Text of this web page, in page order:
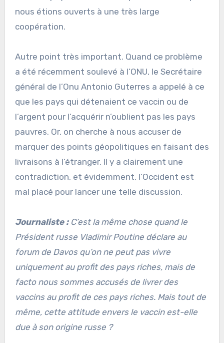
nous étions ouverts à une très large
coopération.
Autre point très important. Quand ce problème
a été récemment soulevé à l’ONU, le Secrétaire
général de l’Onu Antonio Guterres a appelé à ce
que les pays qui détenaient ce vaccin ou de
l’argent pour l’acquérir n’oublient pas les pays
pauvres. Or, on cherche à nous accuser de
marquer des points géopolitiques en faisant des
livraisons à l’étranger. Il y a clairement une
contradiction, et évidemment, l’Occident est
mal placé pour lancer une telle discussion.
Journaliste :C’est la même chose quand le
Président russe Vladimir Poutine déclare au
forum de Davos qu’on ne peut pas vivre
uniquement au profit des pays riches, mais de
facto nous sommes accusés de livrer des
vaccins au profit de ces pays riches. Mais tout de
même, cette attitude envers le vaccin est-elle
due à son origine russe ?